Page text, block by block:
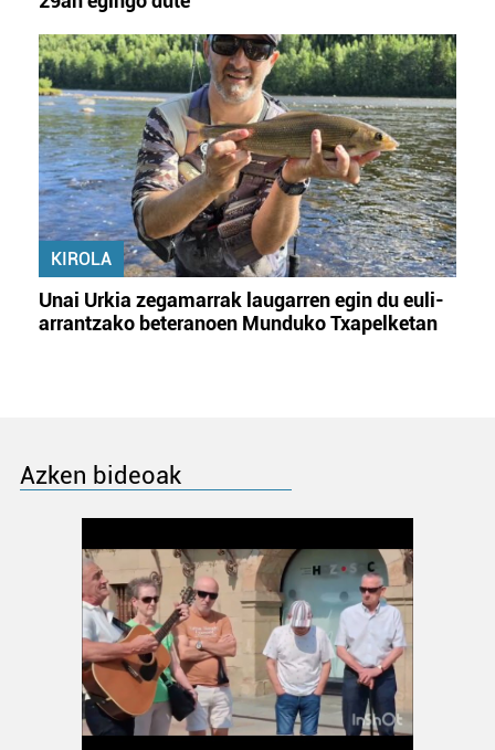
KIROLA
Unai Urkia zegamarrak laugarren egin du euli-
arrantzako beteranoen Munduko Txapelketan
Azken bideoak